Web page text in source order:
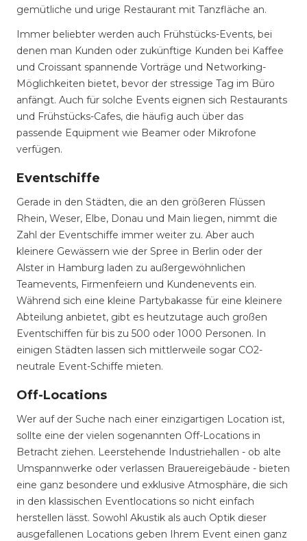
gemütliche und urige Restaurant mit Tanzfläche an.
Immer beliebter werden auch Frühstücks-Events, bei
denen man Kunden oder zukünftige Kunden bei Kaffee
und Croissant spannende Vorträge und Networking-
Möglichkeiten bietet, bevor der stressige Tag im Büro
anfängt. Auch für solche Events eignen sich Restaurants
und Frühstücks-Cafes, die häufig auch über das
passende Equipment wie Beamer oder Mikrofone
verfügen.
Eventschiffe
Gerade in den Städten, die an den größeren Flüssen
Rhein, Weser, Elbe, Donau und Main liegen, nimmt die
Zahl der Eventschiffe immer weiter zu. Aber auch
kleinere Gewässern wie der Spree in Berlin oder der
Alster in Hamburg laden zu außergewöhnlichen
Teamevents, Firmenfeiern und Kundenevents ein.
Während sich eine kleine Partybakasse für eine kleinere
Abteilung anbietet, gibt es heutzutage auch großen
Eventschiffen für bis zu 500 oder 1000 Personen. In
einigen Städten lassen sich mittlerweile sogar CO2-
neutrale Event-Schiffe mieten.
Off-Locations
Wer auf der Suche nach einer einzigartigen Location ist,
sollte eine der vielen sogenannten Off-Locations in
Betracht ziehen. Leerstehende Industriehallen - ob alte
Umspannwerke oder verlassen Brauereigebäude - bieten
eine ganz besondere und exklusive Atmosphäre, die sich
in den klassischen Eventlocations so nicht einfach
herstellen lässt. Sowohl Akustik als auch Optik dieser
ausgefallenen Locations geben Ihrem Event einen ganz